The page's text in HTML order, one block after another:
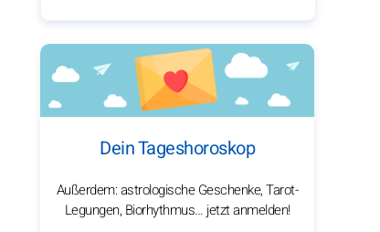
Dein Tageshoroskop
Außerdem: astrologische Geschenke, Tarot-
Legungen, Biorhythmus… jetzt anmelden!